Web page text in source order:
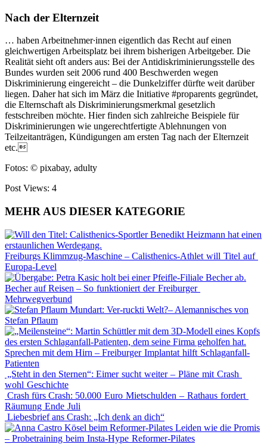
Nach der Elternzeit
… haben Arbeitnehmer∙innen eigentlich das Recht auf einen
gleichwertigen Arbeitsplatz bei ihrem bisherigen Arbeitgeber. Die
Realität sieht oft anders aus: Bei der Antidiskriminierungsstelle des
Bundes wurden seit 2006 rund 400 Beschwerden wegen
Diskriminierung eingereicht – die Dunkelziffer dürfte weit darüber
liegen. Daher hat sich im März die Initiative #proparents gegründet,
die Elternschaft als Diskriminierungsmerkmal gesetzlich
festschreiben möchte. Hier finden sich zahlreiche Beispiele für
Diskriminierungen wie ungerechtfertigte Ablehnungen von
Teilzeitanträgen, Kündigungen am ersten Tag nach der Elternzeit
etc.
Fotos: © pixabay, adulty
Post Views: 4
MEHR AUS DIESER KATEGORIE
Freiburgs Klimmzug-Maschine – Calisthenics-Athlet will Titel auf
Europa-Level
Becher auf Reisen – So funktioniert der Freiburger
Mehrwegverbund
Mundart: Ver-ruckti Welt?– Alemannisches von
Stefan Pflaum
Sprechen mit dem Hirn – Freiburger Implantat hilft Schlaganfall-
Patienten
„Steht in den Sternen“: Eimer sucht weiter – Pläne mit Crash
wohl Geschichte
Crash fürs Crash: 50.000 Euro Mietschulden – Rathaus fordert
Räumung Ende Juli
Liebesbrief ans Crash: „Ich denk an dich“
Leiden wie die Promis
– Probetraining beim Insta-Hype Reformer-Pilates